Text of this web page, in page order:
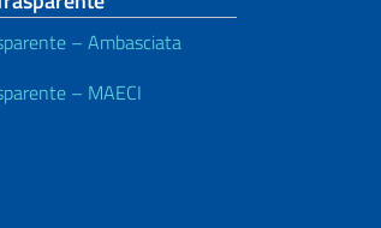
– Ambasciata
– MAECI